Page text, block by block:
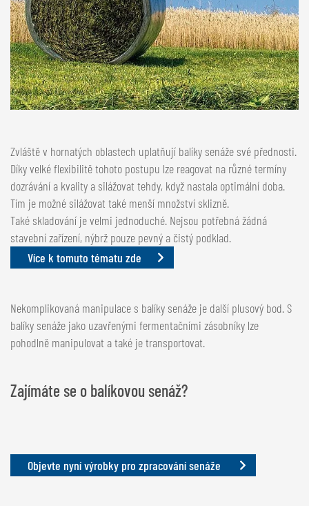
Zvláště v hornatých oblastech uplatňují balíky senáže své přednosti.
Díky velké flexibilitě tohoto postupu lze reagovat na různé termíny
dozrávání a kvality a silážovat tehdy, když nastala optimální doba.
Tím je možné silážovat také menší množství sklizně.
Také skladování je velmi jednoduché. Nejsou potřebná žádná
stavební zařízení, nýbrž pouze pevný a čistý podklad.
Více k tomuto tématu zde
Nekomplikovaná manipulace s balíky senáže je další plusový bod. S
balíky senáže jako uzavřenými fermentačními zásobníky lze
pohodlně manipulovat a také je transportovat.
Zajímáte se o balíkovou senáž?
Objevte nyní výrobky pro zpracování senáže